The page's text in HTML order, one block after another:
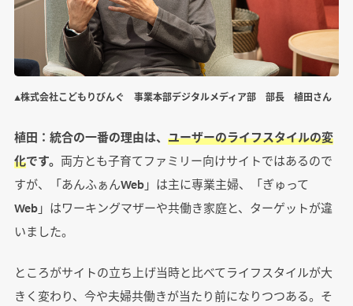
▲株式会社こどもりびんぐ 事業本部デジタルメディア部 部長 植田さん
植田：統合の一番の理由は、 ユーザーのライフスタイルの変
化です。 両方とも子育てファミリー向けサイトではあるので
すが、「あんふぁんWeb」は主に専業主婦、「ぎゅって
Web」はワーキングマザーや共働き家庭と、ターゲットが違
いました。
ところがサイトの立ち上げ当時と比べてライフスタイルが大
きく変わり、今や夫婦共働きが当たり前になりつつある。そ